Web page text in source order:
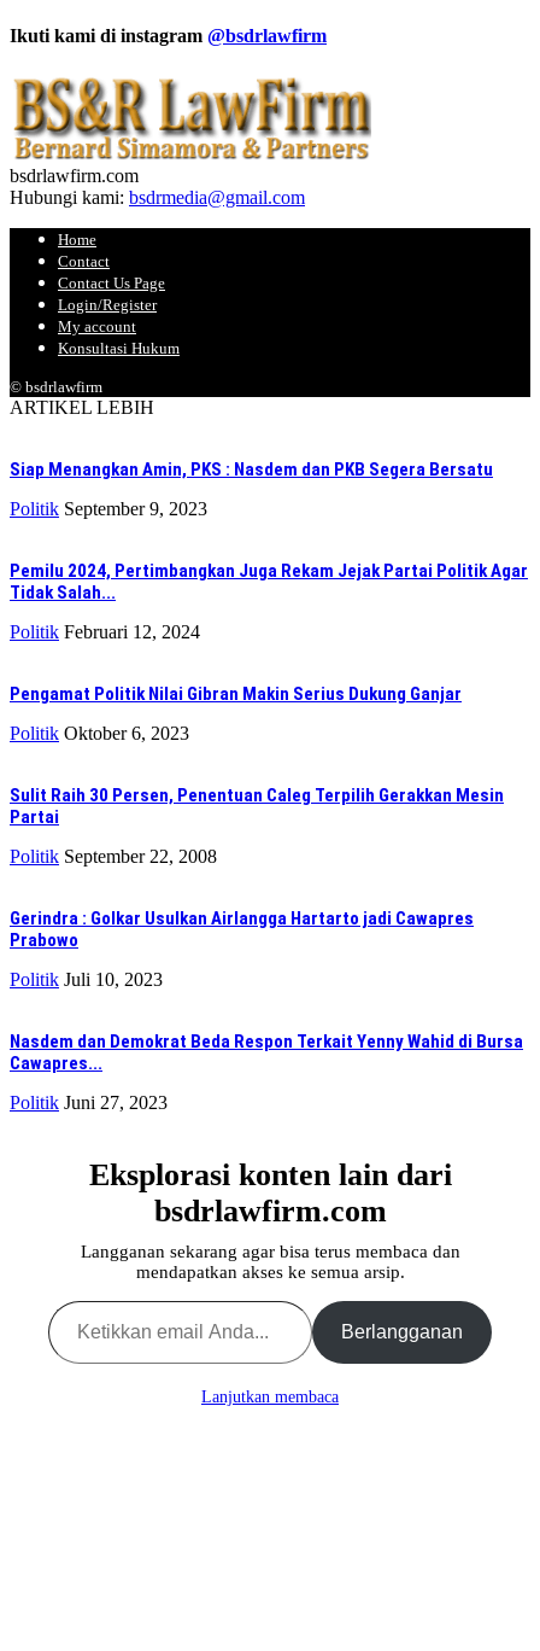
Ikuti kami di instagram @bsdrlawfirm
bsdrlawfirm.com
Hubungi kami: bsdrmedia@gmail.com
Home
Contact
Contact Us Page
Login/Register
My account
Konsultasi Hukum
© bsdrlawfirm
ARTIKEL LEBIH
Siap Menangkan Amin, PKS : Nasdem dan PKB Segera Bersatu
Politik September 9, 2023
Pemilu 2024, Pertimbangkan Juga Rekam Jejak Partai Politik Agar
Tidak Salah...
Politik Februari 12, 2024
Pengamat Politik Nilai Gibran Makin Serius Dukung Ganjar
Politik Oktober 6, 2023
Sulit Raih 30 Persen, Penentuan Caleg Terpilih Gerakkan Mesin
Partai
Politik September 22, 2008
Gerindra : Golkar Usulkan Airlangga Hartarto jadi Cawapres
Prabowo
Politik Juli 10, 2023
Nasdem dan Demokrat Beda Respon Terkait Yenny Wahid di Bursa
Cawapres...
Politik Juni 27, 2023
Eksplorasi konten lain dari
bsdrlawfirm.com
Langganan sekarang agar bisa terus membaca dan
mendapatkan akses ke semua arsip.
Ketikkan email Anda...
Berlangganan
Lanjutkan membaca